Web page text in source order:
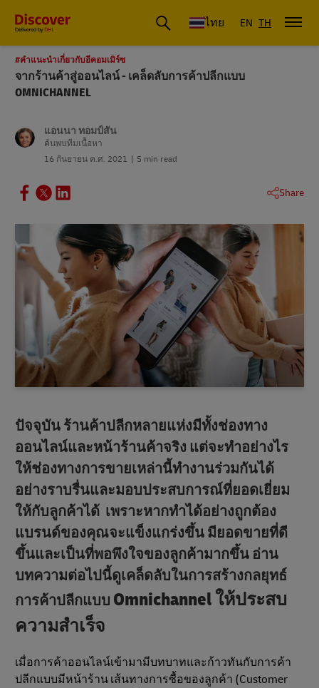
ดีเอชแอล ประเทศไทย ไทย EN TH
#คําแนะนําเกี่ยวกับอีคอมเมิร์ซ
จากร้านค้าสู่ออนไลน์ - เคล็ดลับการค้าปลีกแบบ
OMNICHANNEL
แอนนา ทอมป์สัน
ค้นพบทีมเนื้อหา
16 กันยายน ค.ศ. 2021
5 min read
Share
ปัจจุบัน ร้านค้าปลีกหลายแห่งมีทั้งช่องทาง
ออนไลน์และหน้าร้านค้าจริง แต่จะทำอย่างไร
ให้ช่องทางการขายเหล่านี้ทำงานร่วมกันได้
อย่างราบรื่นและมอบประสบการณ์ที่ยอดเยี่ยม
ให้กับลูกค้าได้ เพราะหากทำได้อย่างถูกต้อง
แบรนด์ของคุณจะแข็งแกร่งขึ้น มียอดขายที่ดี
ขึ้นและเป็นที่พอพึงใจของลูกค้ามากขึ้น อ่าน
บทความต่อไปนี้ดูเคล็ดลับในการสร้างกลยุทธ์
การค้าปลีกแบบ Omnichannelให้ประสบ
ความสำเร็จ
เมื่อการค้าออนไลน์เข้ามามีบทบาทและก้าวทันกับการค้า
ปลีกแบบมีหน้าร้าน เส้นทางการซื้อของลูกค้า (Customer